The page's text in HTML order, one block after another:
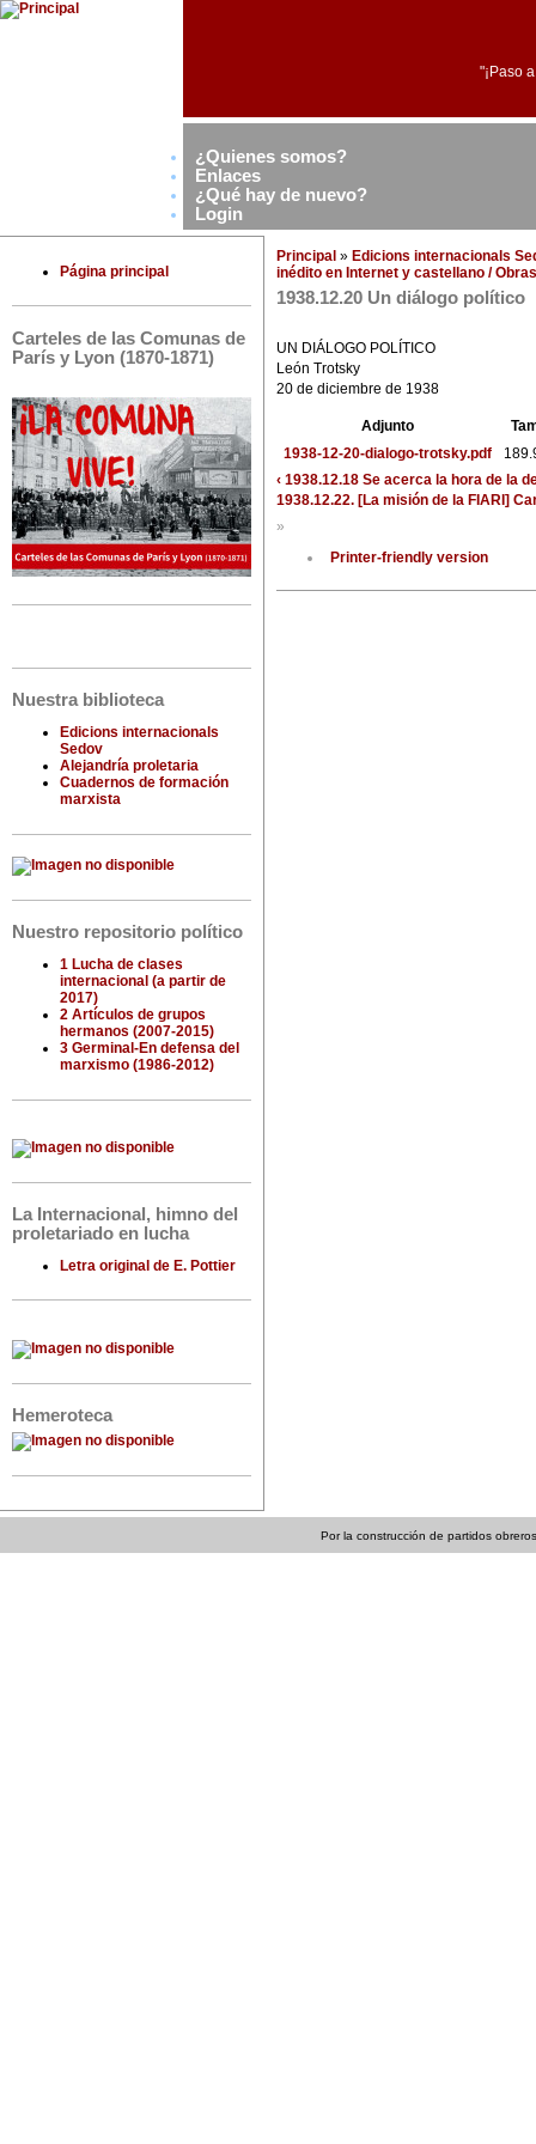
"¡Paso
¿Quienes somos?
Enlaces
¿Qué hay de nuevo?
Login
Página principal
Carteles de las Comunas de
París y Lyon (1870-1871)
Nuestra biblioteca
Edicions internacionals
Sedov
Alejandría proletaria
Cuadernos de formación
marxista
Nuestro repositorio político
1 Lucha de clases
internacional (a partir de
2017)
2 Artículos de grupos
hermanos (2007-2015)
3 Germinal-En defensa del
marxismo (1986-2012)
La Internacional, himno del
proletariado en lucha
Letra original de E. Pottier
Hemeroteca
Principal » Edicions internacionals
inédito en Internet y castellano /
1938.12.20 Un diálogo político
UN DIÁLOGO POLÍTICO
León Trotsky
20 de diciembre de 1938
Adjunto
1938-12-20-dialogo-trotsky.pdf
‹ 1938.12.18 Se acerca la hora de la
1938.12.22. [La misión de la FIARI]
»
Printer-friendly version
Por la construcción de partidos